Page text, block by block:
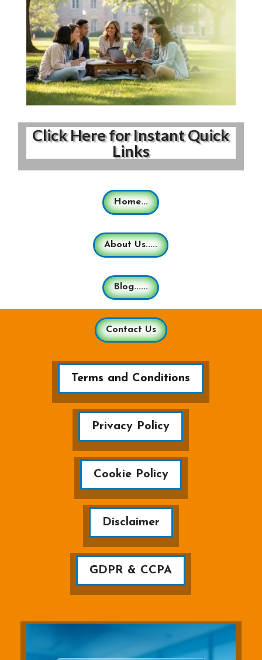
Click Here for Instant Quick
Links
Home...
About Us.....
Blog......
Contact Us
Terms and Conditions
Privacy Policy
Cookie Policy
Disclaimer
GDPR & CCPA